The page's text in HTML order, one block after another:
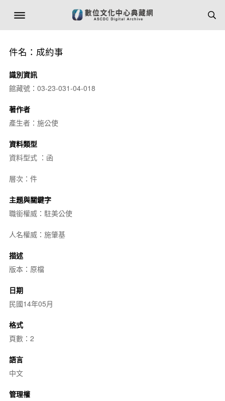
件名：成約事
識別資訊
館藏號：03-23-031-04-018
著作者
產生者：施公使
資料類型
資料型式 ：函
層次：件
主題與關鍵字
職銜權威：駐美公使
人名權威：施肇基
描述
版本：原檔
日期
民國14年05月
格式
頁數：2
語言
中文
管理權